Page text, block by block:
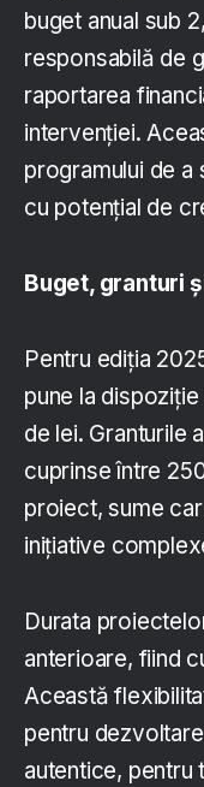
buget anual sub
responsabilă de
raportarea
intervenției.
programului de a
cu potențial de
Buget, granturi
Pentru ediția
pune la
de lei. Granturile
cuprinse între
proiect, sume
inițiative
Durata
anterioare, fiind
Această
pentru
autentice, pentru